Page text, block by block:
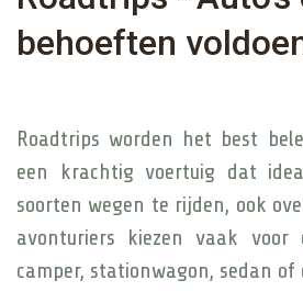
behoeften
Roadtrips worden het best
een krachtig voertuig dat
soorten wegen te rijden, ook
avonturiers kiezen vaak voor
camper, stationwagon, sedan of